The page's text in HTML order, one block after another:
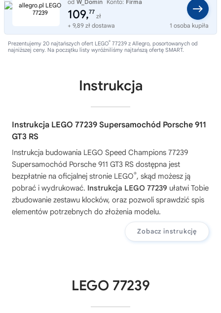
od W_Domin Konto: Firma
109,77
zł
+ 9,89 zł dostawa
1 osoba kupiła
Prezentujemy 20 najtańszych ofert LEGO® 77239 z Allegro, posortowanych od
najniższej ceny. Na początku listy wyróżniliśmy najtańszą ofertę SMART.
Instrukcja
Instrukcja LEGO 77239 Supersamochód Porsche 911
GT3 RS
Instrukcja budowania LEGO Speed Champions 77239
Supersamochód Porsche 911 GT3 RS dostępna jest
bezpłatnie na oficjalnej stronie LEGO®, skąd możesz ją
pobrać i wydrukować. Instrukcja LEGO 77239 ułatwi Tobie
zbudowanie zestawu klocków, oraz pozwoli sprawdzić spis
elementów potrzebnych do złożenia modelu.
Zobacz instrukcję
LEGO 77239